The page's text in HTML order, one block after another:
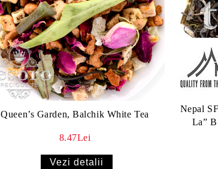
Queen’s Garden, Balchik White Tea
8.47Lei
Vezi detalii
Nepal
La”